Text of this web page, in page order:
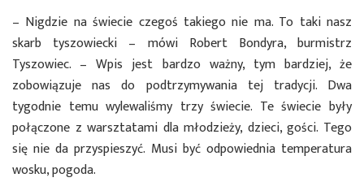
– Nigdzie na świecie czegoś takiego nie ma. To taki nasz
skarb tyszowiecki – mówi Robert Bondyra, burmistrz
Tyszowiec. – Wpis jest bardzo ważny, tym bardziej, że
zobowiązuje nas do podtrzymywania tej tradycji. Dwa
tygodnie temu wylewaliśmy trzy świecie. Te świecie były
połączone z warsztatami dla młodzieży, dzieci, gości. Tego
się nie da przyspieszyć. Musi być odpowiednia temperatura
wosku, pogoda.